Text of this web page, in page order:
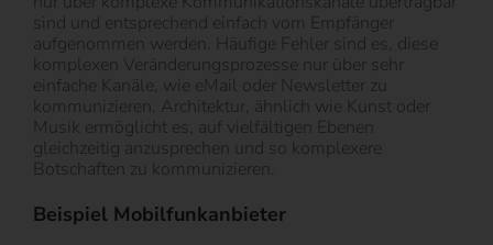
sind und entsprechend einfach vom Empfänger
aufgenommen werden. Häufige Fehler sind es, diese
komplexen Veränderungsprozesse nur über sehr
einfache Kanäle, wie eMail oder Newsletter zu
kommunizieren. Architektur, ähnlich wie Kunst oder
Musik ermöglicht es, auf vielfältigen Ebenen
gleichzeitig anzusprechen und so komplexere
Botschaften zu kommunizieren.
Beispiel Mobilfunkanbieter